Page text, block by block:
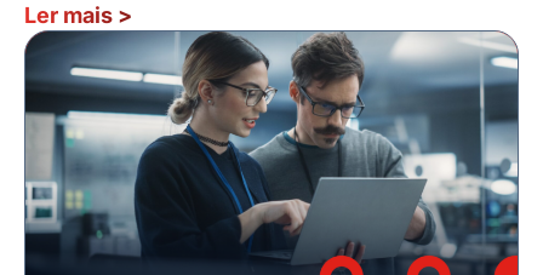
Ler mais >